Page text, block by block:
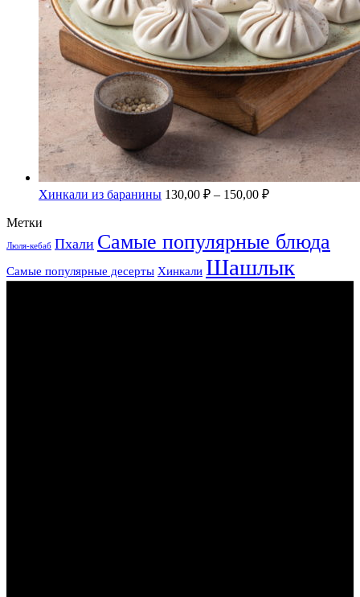
Хинкали из баранины 130,00 ₽ – 150,00 ₽
Метки
Люля-кебаб Пхали Самые популярные блюда
Самые популярные десерты Хинкали Шашлык